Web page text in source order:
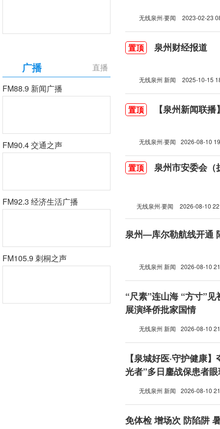
直播
广播
FM88.9 新闻广播
FM90.4 交通之声
FM92.3 经济生活广播
FM105.9 刺桐之声
无线泉州·要闻 2023-02-23
置顶 泉州财经报道
无线泉州 新闻 2025-10-15
置顶 【泉州新闻联
无线泉州·要闻 2026-08-10
置顶 泉州市安委会（
无线泉州·要闻 2026-08-10
泉州—库尔勒航线开通
无线泉州 新闻 2026-08-10
“尺素”连山海 “方寸”
展演绎侨批家国情
无线泉州 新闻 2026-08-10
【泉城好医·守护健康
光者”多日鏖战保患者
无线泉州 新闻 2026-08-10
免体检 增场次 防陷阱